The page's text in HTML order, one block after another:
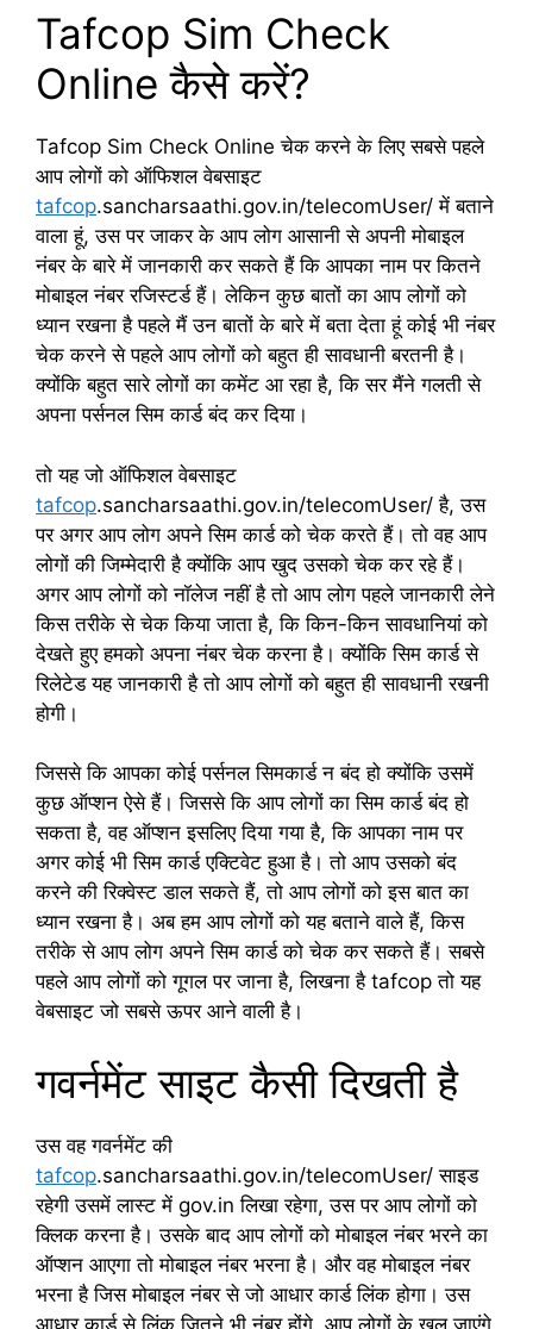
Tafcop Sim Check
Online कैसे करें?
Tafcop Sim Check Online चेक करने के लिए सबसे पहले
आप लोगों को ऑफिशल वेबसाइट
tafcop.sancharsaathi.gov.in/telecomUser/ में बताने
वाला हूं, उस पर जाकर के आप लोग आसानी से अपनी मोबाइल
नंबर के बारे में जानकारी कर सकते हैं कि आपका नाम पर कितने
मोबाइल नंबर रजिस्टर्ड हैं। लेकिन कुछ बातों का आप लोगों को
ध्यान रखना है पहले मैं उन बातों के बारे में बता देता हूं कोई भी नंबर
चेक करने से पहले आप लोगों को बहुत ही सावधानी बरतनी है।
क्योंकि बहुत सारे लोगों का कमेंट आ रहा है, कि सर मैंने गलती से
अपना पर्सनल सिम कार्ड बंद कर दिया।
तो यह जो ऑफिशल वेबसाइट
tafcop.sancharsaathi.gov.in/telecomUser/ है, उस
पर अगर आप लोग अपने सिम कार्ड को चेक करते हैं। तो वह आप
लोगों की जिम्मेदारी है क्योंकि आप खुद उसको चेक कर रहे हैं।
अगर आप लोगों को नॉलेज नहीं है तो आप लोग पहले जानकारी लेने
किस तरीके से चेक किया जाता है, कि किन-किन सावधानियां को
देखते हुए हमको अपना नंबर चेक करना है। क्योंकि सिम कार्ड से
रिलेटेड यह जानकारी है तो आप लोगों को बहुत ही सावधानी रखनी
होगी।
जिससे कि आपका कोई पर्सनल सिमकार्ड न बंद हो क्योंकि उसमें
कुछ ऑप्शन ऐसे हैं। जिससे कि आप लोगों का सिम कार्ड बंद हो
सकता है, वह ऑप्शन इसलिए दिया गया है, कि आपका नाम पर
अगर कोई भी सिम कार्ड एक्टिवेट हुआ है। तो आप उसको बंद
करने की रिक्वेस्ट डाल सकते हैं, तो आप लोगों को इस बात का
ध्यान रखना है। अब हम आप लोगों को यह बताने वाले हैं, किस
तरीके से आप लोग अपने सिम कार्ड को चेक कर सकते हैं। सबसे
पहले आप लोगों को गूगल पर जाना है, लिखना है tafcop तो यह
वेबसाइट जो सबसे ऊपर आने वाली है।
गवर्नमेंट साइट कैसी दिखती है
उस वह गवर्नमेंट की
tafcop.sancharsaathi.gov.in/telecomUser/ साइड
रहेगी उसमें लास्ट में gov.in लिखा रहेगा, उस पर आप लोगों को
क्लिक करना है। उसके बाद आप लोगों को मोबाइल नंबर भरने का
ऑप्शन आएगा तो मोबाइल नंबर भरना है। और वह मोबाइल नंबर
भरना है जिस मोबाइल नंबर से जो आधार कार्ड लिंक होगा। उस
आधार कार्ड से लिंक जितने भी नंबर होंगे, आप लोगों के खुल जाएंगे